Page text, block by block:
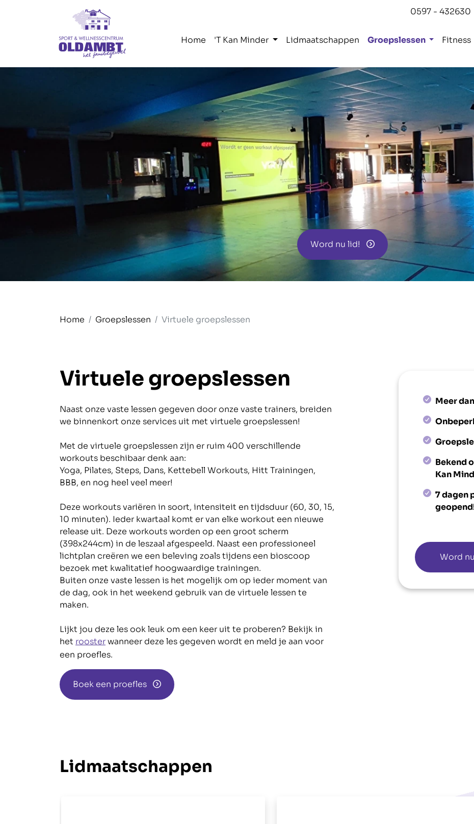
0597 - 432630
Home 'T Kan Minder Lidmaatschappen Groepslessen Fitness
Word nu lid!
Home Groepslessen Virtuele groepslessen
Virtuele groepslessen
Naast onze vaste lessen gegeven door onze vaste trainers, breiden
we binnenkort onze services uit met virtuele groepslessen!
Met de virtuele groepslessen zijn er ruim 400 verschillende
workouts beschibaar denk aan:
Yoga, Pilates, Steps, Dans, Kettebell Workouts, Hitt Trainingen,
BBB, en nog heel veel meer!
Deze workouts variëren in soort, intensiteit en tijdsduur (60, 30, 15,
10 minuten). Ieder kwartaal komt er van elke workout een nieuwe
release uit. Deze workouts worden op een groot scherm
(398x244cm) in de leszaal afgespeeld. Naast een professioneel
lichtplan creëren we een beleving zoals tijdens een bioscoop
bezoek met kwalitatief hoogwaardige trainingen.
Buiten onze vaste lessen is het mogelijk om op ieder moment van
de dag, ook in het weekend gebruik van de virtuele lessen te
maken.
Lijkt jou deze les ook leuk om een keer uit te proberen? Bekijk in
het roosterwanneer deze les gegeven wordt en meld je aan voor
een proefles.
Boek een proefles
Meer
Bekend
Kan
7 dagen
Word
Lidmaatschappen